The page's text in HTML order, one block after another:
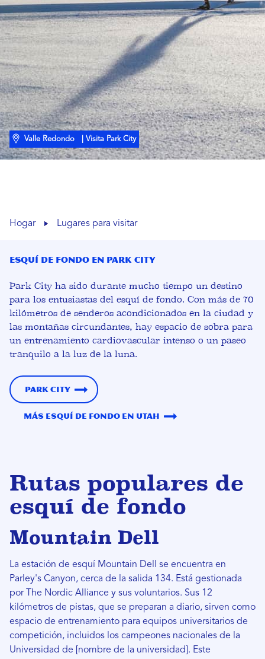
Valle Redondo | Visita Park City
Hogar Lugares para visitar
Esquí de fondo en Park City
Park City ha sido durante mucho tiempo un destino
para los entusiastas del esquí de fondo. Con más de 70
kilómetros de senderos acondicionados en la ciudad y
las montañas circundantes, hay espacio de sobra para
un entrenamiento cardiovascular intenso o un paseo
tranquilo a la luz de la luna.
Park City
Más esquí de fondo en Utah
Rutas populares de
esquí de fondo
Mountain Dell
La estación de esquí Mountain Dell se encuentra en
Parley's Canyon, cerca de la salida 134. Está gestionada
por The Nordic Alliance y sus voluntarios. Sus 12
kilómetros de pistas, que se preparan a diario, sirven como
espacio de entrenamiento para equipos universitarios de
competición, incluidos los campeones nacionales de la
Universidad de [nombre de la universidad]. Este